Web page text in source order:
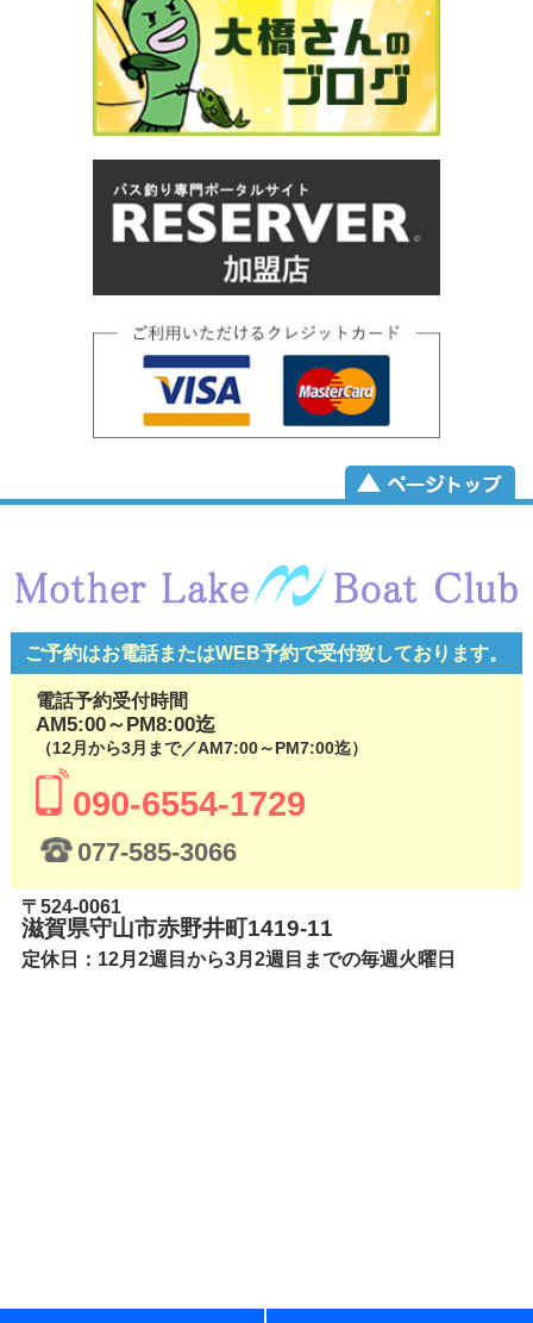
ご予約はお電話またはWEB予約で受付致しております。
電話予約受付時間
AM5:00～PM8:00迄
（12月から3月まで／AM7:00～PM7:00迄）
090-6554-1729
077-585-3066
〒524-0061
滋賀県守山市赤野井町1419-11
定休日：12月2週目から3月2週目までの毎週火曜日